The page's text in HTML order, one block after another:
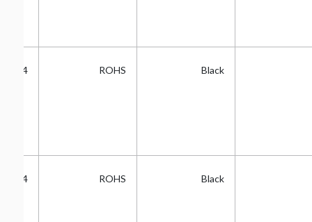
Black
ROHS
2.54
Black
ROHS
2.54